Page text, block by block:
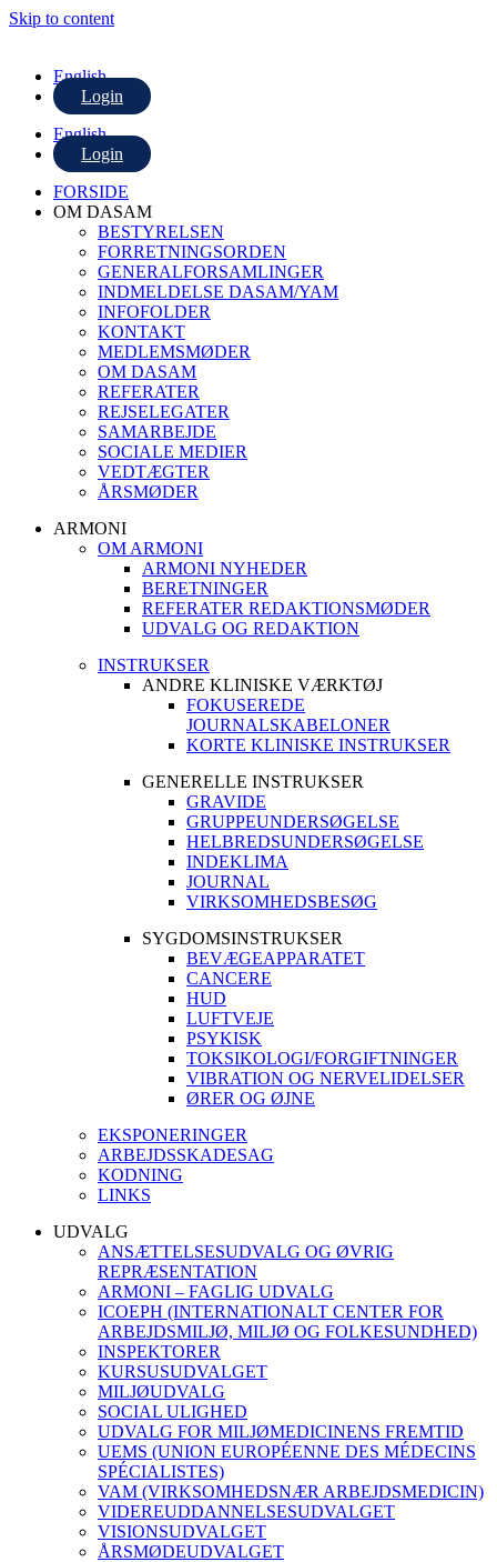
Skip to content
English
Login
English
Login
FORSIDE
OM DASAM
BESTYRELSEN
FORRETNINGSORDEN
GENERALFORSAMLINGER
INDMELDELSE DASAM/YAM
INFOFOLDER
KONTAKT
MEDLEMSMØDER
OM DASAM
REFERATER
REJSELEGATER
SAMARBEJDE
SOCIALE MEDIER
VEDTÆGTER
ÅRSMØDER
ARMONI
OM ARMONI
ARMONI NYHEDER
BERETNINGER
REFERATER REDAKTIONSMØDER
UDVALG OG REDAKTION
INSTRUKSER
ANDRE KLINISKE VÆRKTØJ
FOKUSEREDE
JOURNALSKABELONER
KORTE KLINISKE INSTRUKSER
GENERELLE INSTRUKSER
GRAVIDE
GRUPPEUNDERSØGELSE
HELBREDSUNDERSØGELSE
INDEKLIMA
JOURNAL
VIRKSOMHEDSBESØG
SYGDOMSINSTRUKSER
BEVÆGEAPPARATET
CANCERE
HUD
LUFTVEJE
PSYKISK
TOKSIKOLOGI/FORGIFTNINGER
VIBRATION OG NERVELIDELSER
ØRER OG ØJNE
EKSPONERINGER
ARBEJDSSKADESAG
KODNING
LINKS
UDVALG
ANSÆTTELSESUDVALG OG ØVRIG
REPRÆSENTATION
ARMONI – FAGLIG UDVALG
ICOEPH (INTERNATIONALT CENTER FOR
ARBEJDSMILJØ, MILJØ OG FOLKESUNDHED)
INSPEKTORER
KURSUSUDVALGET
MILJØUDVALG
SOCIAL ULIGHED
UDVALG FOR MILJØMEDICINENS FREMTID
UEMS (UNION EUROPÉENNE DES MÉDECINS
SPÉCIALISTES)
VAM (VIRKSOMHEDSNÆR ARBEJDSMEDICIN)
VIDEREUDDANNELSESUDVALGET
VISIONSUDVALGET
ÅRSMØDEUDVALGET